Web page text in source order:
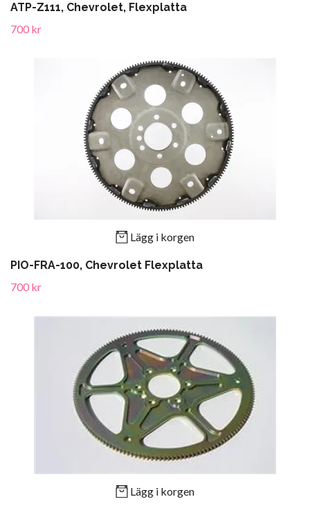
ATP-Z111, Chevrolet, Flexplatta
700 kr
Lägg i korgen
PIO-FRA-100, Chevrolet Flexplatta
700 kr
Lägg i korgen